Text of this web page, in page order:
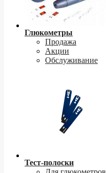
Глюкометры
Продажа
Акции
Обслуживание
Тест-полоски